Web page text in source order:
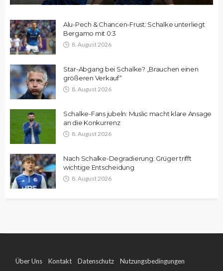
Alu-Pech & Chancen-Frust: Schalke unterliegt
Bergamo mit 0:3
8. August 2026
Star-Abgang bei Schalke? „Brauchen einen
größeren Verkauf“
8. August 2026
Schalke-Fans jubeln: Muslic macht klare Ansage
an die Konkurrenz
8. August 2026
Nach Schalke-Degradierung: Grüger trifft
wichtige Entscheidung
8. August 2026
Über Uns Kontakt Datenschutz Nutzungsbedingungen